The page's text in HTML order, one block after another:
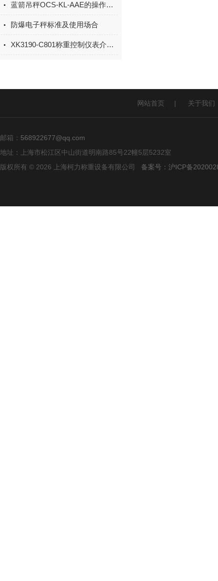
蓝箭吊秤OCS-KL-AAE的操作方法
防爆电子秤标准及使用场合
XK3190-C801称重控制仪表介绍及操作演示
网站首页 | 关于我们
邮箱： 568922677@qq.com
地址：上海市松江区中山街道明南路85号22幢5层5232室
版权所有 © 2026 上海柯力称重设备有限公司 备案号：沪ICP备